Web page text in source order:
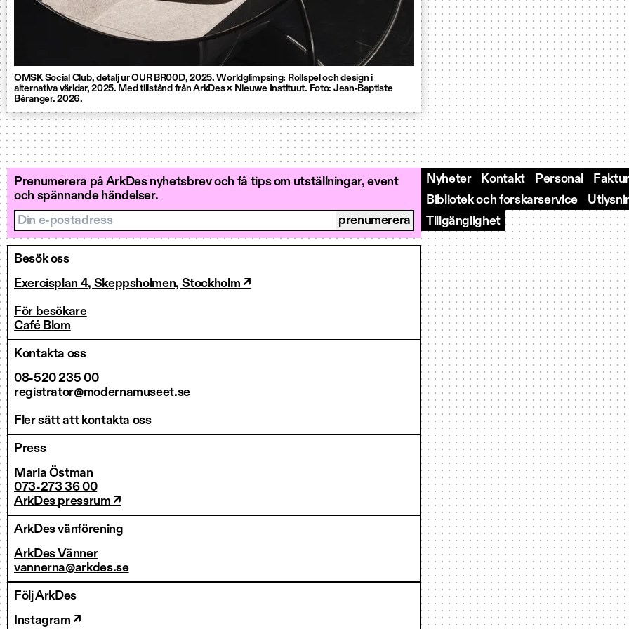
OMSK Social Club, detalj ur OUR BR00D, 2025. Worldglimpsing: Rollspel och design i
alternativa världar, 2025. Med tillstånd från ArkDes × Nieuwe Instituut. Foto: Jean-Baptiste
Béranger. 2026.
Prenumerera på ArkDes nyhetsbrev och få tips om utställningar, event
och spännande händelser.
Din e-postadress
Besök oss
Exercisplan 4, Skeppsholmen, Stockholm ↗
För besökare
Café Blom
Kontakta oss
08-520 235 00
registrator@modernamuseet.se
Fler sätt att kontakta oss
Press
Maria Östman
073-273 36 00
ArkDes pressrum ↗
ArkDes vänförening
ArkDes Vänner
vannerna@arkdes.se
Följ ArkDes
Instagram ↗
Nyheter Kontakt Personal
Bibliotek och forskarservice
Tillgänglighet